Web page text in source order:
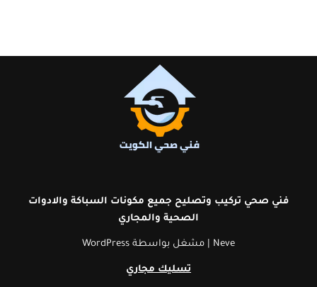
فني صحي تركيب وتصليح جميع مكونات السباكة والادوات
الصحية والمجاري
Neve | مشغل بواسطة WordPress
تسليك مجاري